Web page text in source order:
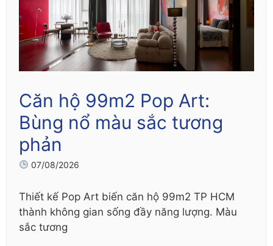
Căn hộ 99m2 Pop Art:
Bùng nổ màu sắc tương
phản
07/08/2026
Thiết kế Pop Art biến căn hộ 99m2 TP HCM
thành không gian sống đầy năng lượng. Màu
sắc tương